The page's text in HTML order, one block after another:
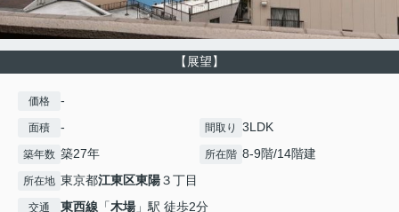
【展望】
価格 -
面積 - 間取り 3LDK
築年数 築27年 所在階 8-9階/14階建
所在地 東京都江東区東陽３丁目
交通 東西線 「木場」駅 徒歩2分